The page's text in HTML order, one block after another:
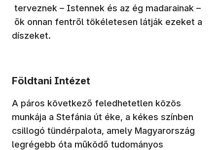
terveznek – Istennek és az ég madarainak –
ők onnan fentről tökéletesen látják ezeket a
díszeket.
Földtani Intézet
A páros következő feledhetetlen közös
munkája a Stefánia út éke, a kékes színben
csillogó tündérpalota, amely Magyarország
legrégebb óta működő tudományos